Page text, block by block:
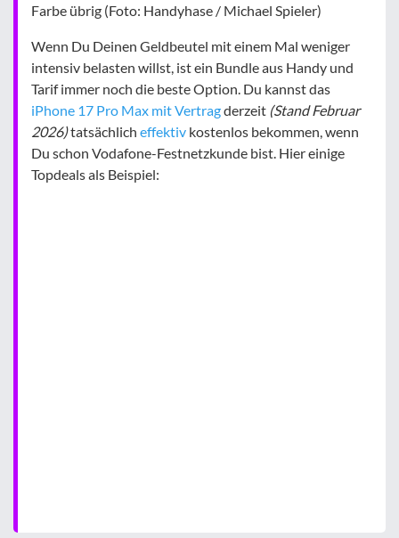
Farbe übrig (Foto: Handyhase / Michael Spieler)
Wenn Du Deinen Geldbeutel mit einem Mal weniger
intensiv belasten willst, ist ein Bundle aus Handy und
Tarif immer noch die beste Option. Du kannst das
iPhone 17 Pro Max mit Vertragderzeit (Stand Februar
2026)tatsächlich effektiv kostenlos bekommen, wenn
Du schon Vodafone-Festnetzkunde bist. Hier einige
Topdeals als Beispiel: